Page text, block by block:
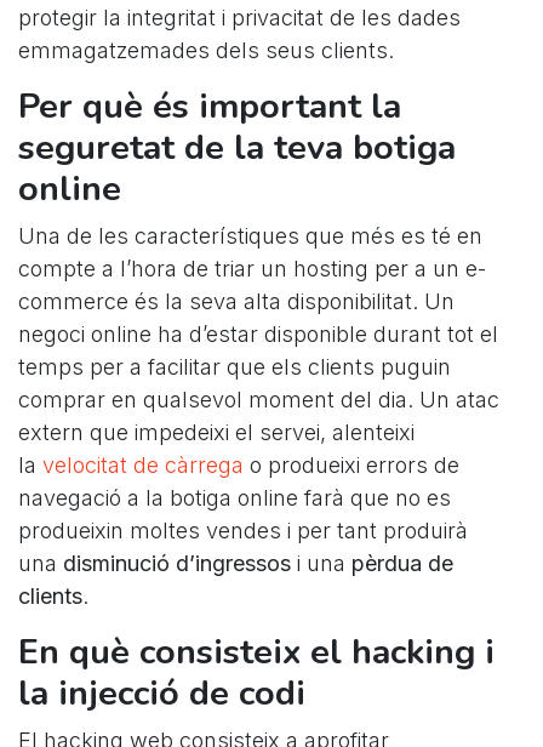
protegir la integritat i privacitat de les dades
emmagatzemades dels seus clients.
Per què és important la
seguretat de la teva botiga
online
Una de les característiques que més es té en
compte a l’hora de triar un hosting per a un e-
commerce és la seva alta disponibilitat. Un
negoci online ha d’estar disponible durant tot el
temps per a facilitar que els clients puguin
comprar en qualsevol moment del dia. Un atac
extern que impedeixi el servei, alenteixi
la velocitat de càrrega o produeixi errors de
navegació a la botiga online farà que no es
produeixin moltes vendes i per tant produirà
una disminució d’ingressos i una pèrdua de
clients.
En què consisteix el hacking i
la injecció de codi
El hacking web consisteix a aprofitar